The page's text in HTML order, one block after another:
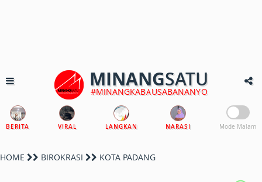
MINANGSATU
#MINANGKABAUSABANANYO
BERITA VIRAL LANGKAN NARASI Mode Malam
HOME BIROKRASI KOTA PADANG